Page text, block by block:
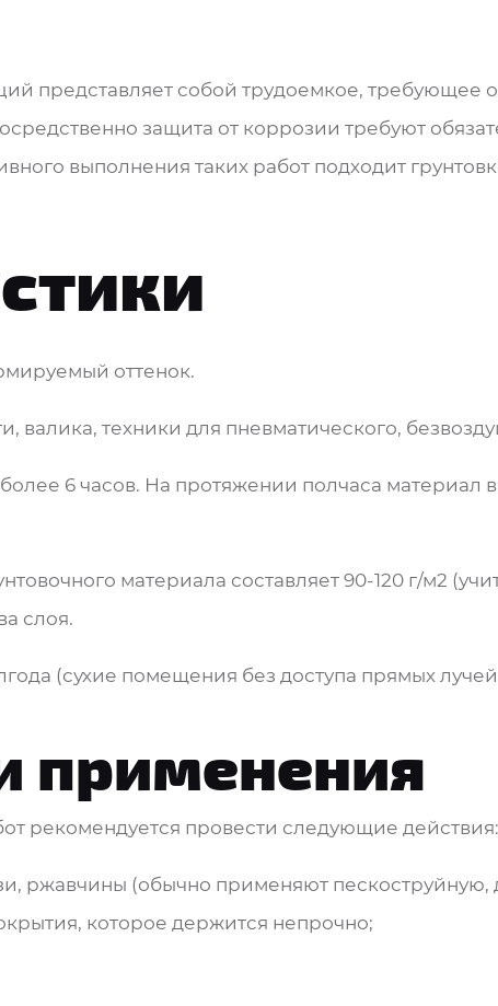
представляет собой трудоемкое,
защита от коррозии требуют
выполнения таких работ подходит
оттенок.
валика, техники для пневматического,
6 часов. На протяжении полчаса материал
материала составляет 90-120 г/м2
слоя.
(сухие помещения без доступа прямых
применения
рекомендуется провести следующие действия:
ржавчины (обычно применяют пескоструйную,
которое держится непрочно;